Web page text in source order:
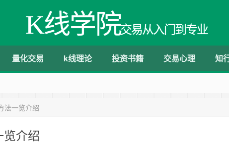
K线学院交易从入门到专业
量化交易 k线理论 投资书籍 交易心理 知
法一览介绍
介绍